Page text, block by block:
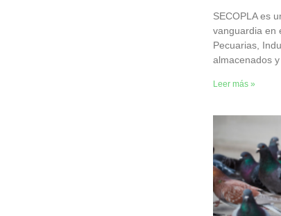
SECOPLA es
vanguardia en
Pecuarias,
almacenados
Leer más »